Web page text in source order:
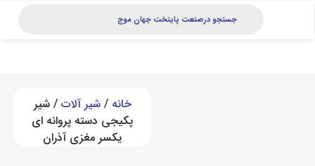
شیر آلات/ شیر
پکیجی دسته پروانه ای
یکسر مغزی آذران